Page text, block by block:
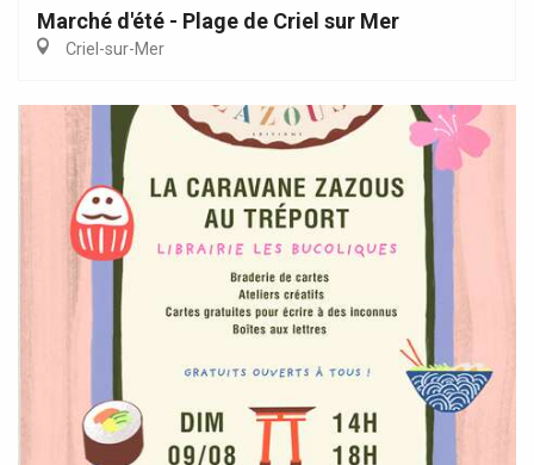
Marché d'été - Plage de Criel sur Mer
Criel-sur-Mer